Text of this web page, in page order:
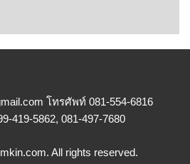
โทรศัพท์ 081-554-6816
419-5862, 081-497-7680
All rights reserved.